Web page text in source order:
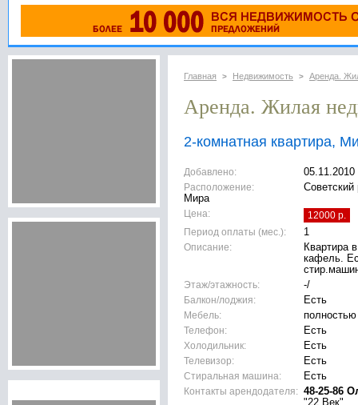
Главная > Недвижимость > Аренда.
Аренда. Жилая
2-комнатная квартира,
Добавлено:
05.11.2010
Расположение:
Мира
Цена:
12000 р.
Период оплаты (мес.):
1
Описание:
Квартира
кафель.
Этаж/этажность:
-/
Балкон/лоджия:
Есть
Мебель:
полностью
Телефон:
Есть
Холодильник:
Есть
Телевизор:
Есть
Стиральная машина:
Есть
Контакты арендодателя: 48-25-86
"22 Век"